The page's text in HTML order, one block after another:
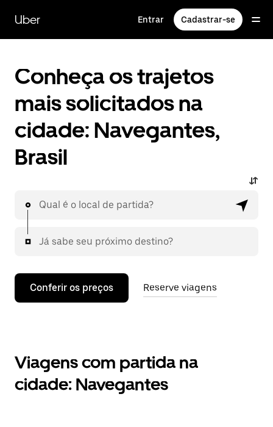
para
conteúdo
Uber Entrar Cadastrar-se
Conheça os trajetos
mais solicitados na
cidade: Navegantes,
Brasil
Qual é o local de partida?
Já sabe seu próximo destino?
Conferir os preços Reserve viagens
Viagens com partida na
cidade: Navegantes